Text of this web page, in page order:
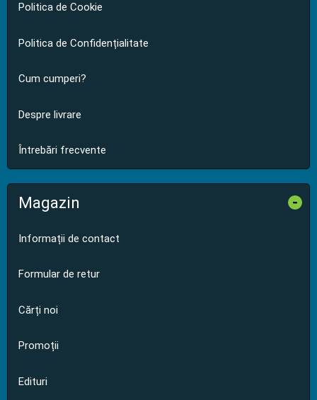
Politica de Cookie
Politica de Confidențialitate
Cum cumperi?
Despre livrare
Întrebări frecvente
Magazin -
Informații de contact
Formular de retur
Cărți noi
Promoții
Edituri